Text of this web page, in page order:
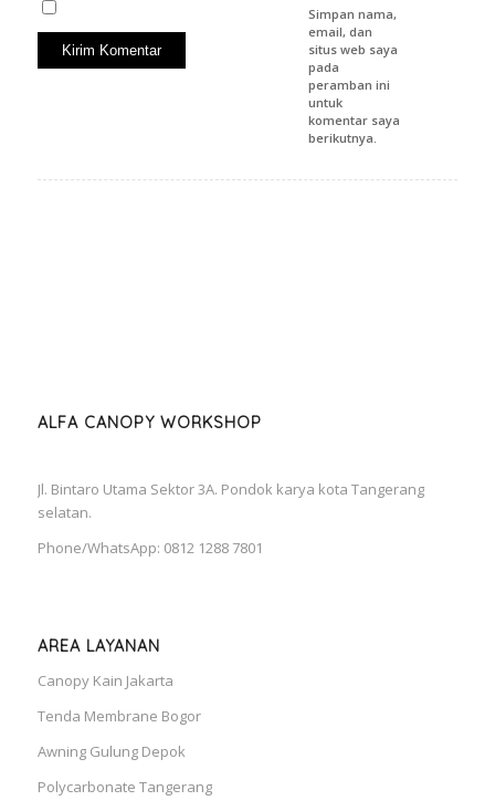
Simpan nama,
email, dan
situs web saya
pada
peramban ini
untuk
komentar saya
berikutnya.
ALFA CANOPY WORKSHOP
Jl. Bintaro Utama Sektor 3A. Pondok karya kota Tangerang
selatan.
Phone/WhatsApp: 0812 1288 7801
AREA LAYANAN
Canopy Kain Jakarta
Tenda Membrane Bogor
Awning Gulung Depok
Polycarbonate Tangerang